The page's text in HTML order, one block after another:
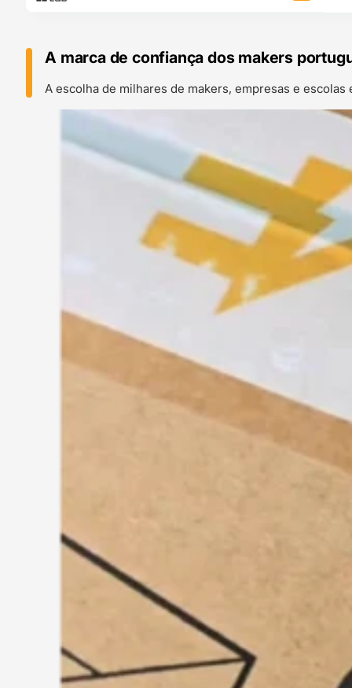
A marca de confiança dos makers
A escolha de milhares de makers, empresas e escolas